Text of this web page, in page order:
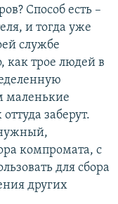
Способ есть –
и тогда уже
службе
как трое людей в
маленькие
заберут.
компромата, с
для сбора
других